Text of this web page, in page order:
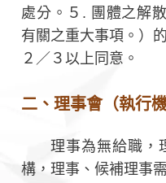
處分。５. 團體之解
有關之重大事項。）
２／３以上同意。
二、理事會（執行
理事為無給職，
構，理事、候補理事